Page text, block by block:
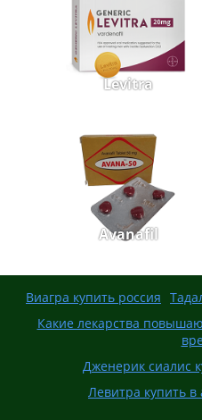
Levitra
Avanafil
Виагра купить россия
Какие лекарства
Дженерик сиалис
Левитра купить в